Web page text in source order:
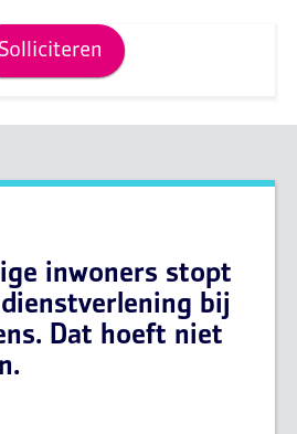
Solliciteren
inwoners stopt
bij
Dat hoeft niet